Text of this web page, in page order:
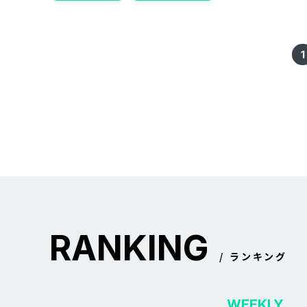
1
RANKING ランキング